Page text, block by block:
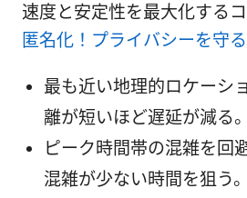
速度と安定性を最大化する
匿名化！プライバシーを守
最も近い地理的ロケーシ
離が短いほど遅延が減る。
ピーク時間帯の混雑を回
混雑が少ない時間を狙う。